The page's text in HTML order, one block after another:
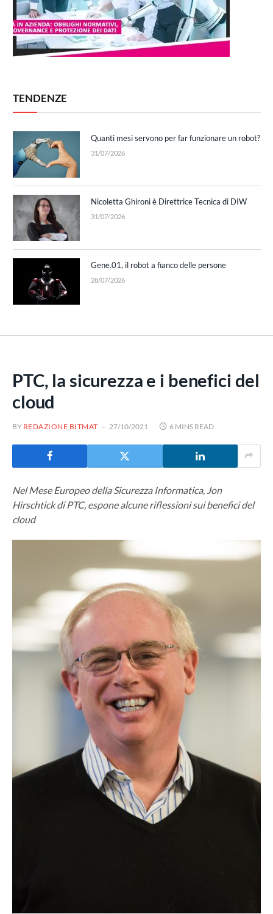
TENDENZE
Quanti mesi servono per far funzionare un robot?
31/07/2026
Nicoletta Ghironi è Direttrice Tecnica di DIW
31/07/2026
Gene.01, il robot a fianco delle persone
28/07/2026
PTC, la sicurezza e i benefici del
cloud
BY REDAZIONE BITMAT 27/10/2021 6 MINS READ
Nel Mese Europeo della Sicurezza Informatica, Jon
Hirschtick di PTC, espone alcune riflessioni sui benefici del
cloud